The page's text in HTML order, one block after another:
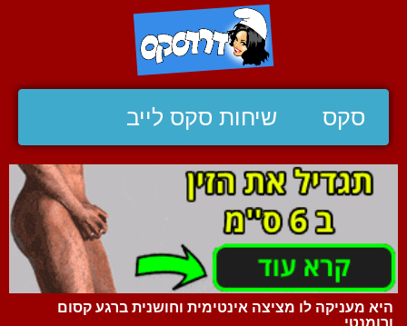
סקס שיחות סקס לייב
היא מעניקה לו מציצה אינטימית וחושנית ברגע קסום